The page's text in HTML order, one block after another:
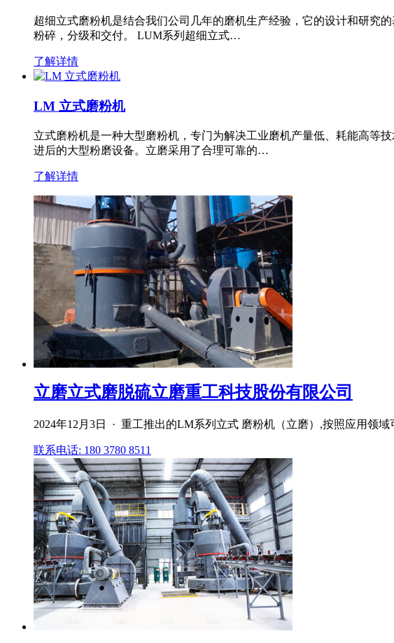
超细立式磨粉机是结合我们公司几年的磨机生产经验，它的设计和研究
粉碎，分级和交付。 LUM系列超细立式…
了解详情
LM 立式磨粉机
立式磨粉机是一种大型磨粉机，专门为解决工业磨机产量低、耗能高等
进后的大型粉磨设备。立磨采用了合理可靠的…
了解详情
立磨立式磨脱硫立磨重工科技股份有限公司
2024年12月3日 · 重工推出的LM系列立式 磨粉机（立磨）,按照应用领
联系电话: 180 3780 8511